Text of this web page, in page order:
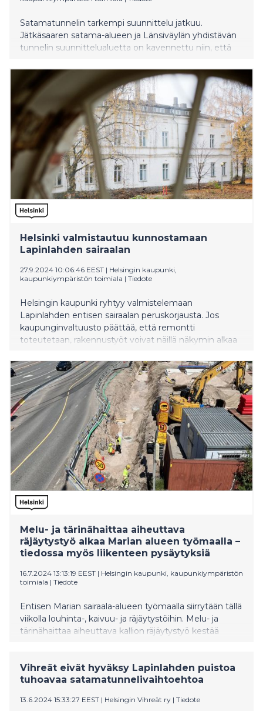
Satamatunnelin tarkempi suunnittelu jatkuu.
Jätkäsaaren satama-alueen ja Länsiväylän yhdistävän
tunnelin suunnittelualuetta on kavennettu niin, että
eteläreunaan päättyvä linjaus. Suunnittelussa
ratkaistaan nyt kahden uhanalaisen lajin
suojelukysymyksiä. Liito-oravan ydinalueesta koostuva
puiston osa Lapinlahden länsipäässä säästyy
rakentamiselta. Kaupunginvaltuusto päättää
Satamatunnelin asemakaavasta aikaisintaan vuoden
2025 lopulla.
Helsinki valmistautuu kunnostamaan
Lapinlahden sairaalan
27.9.2024 10:06:46 EEST | Helsingin kaupunki,
kaupunkiympäristön toimiala | Tiedote
Helsingin kaupunki ryhtyy valmistelemaan
Lapinlahden entisen sairaalan peruskorjausta. Jos
kaupunginvaltuusto päättää, että remontti
toteutetaan, rakennustyöt voivat näillä näkymin alkaa
Melu- ja tärinähaittaa aiheuttava
räjäytystyö alkaa Marian alueen työmaalla –
tiedossa myös liikenteen pysäytyksiä
16.7.2024 13:13:19 EEST | Helsingin kaupunki, kaupunkiympäristön
toimiala | Tiedote
Entisen Marian sairaala-alueen työmaalla siirrytään tällä
viikolla louhinta-, kaivuu- ja räjäytystöihin. Melu- ja
tärinähaittaa aiheuttava kallion räjäytystyö kestää
pysäyttämään.
Vihreät eivät hyväksy Lapinlahden puistoa
tuhoavaa satamatunnelivaihtoehtoa
13.6.2024 15:33:27 EEST | Helsingin Vihreät ry | Tiedote